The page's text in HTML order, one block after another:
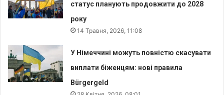
статус планують продовжити до 2028
року
14 Травня, 2026, 11:08
У Німеччині можуть повністю скасувати
виплати біженцям: нові правила
Bürgergeld